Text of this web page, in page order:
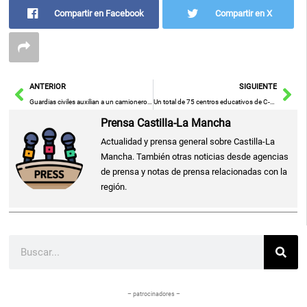
Compartir en Facebook Compartir en X
AntANTERIOR
Guardias civiles auxilian a un camionero que sufría un infarto en un área de servicio en la A-3 en Tébar
SIGUIENTE
Un total de 75 centros educativos de C-LM pide participar este curso escolar en el proyecto 'Aula del Futuro'
Prensa Castilla-La Mancha
Actualidad y prensa general sobre Castilla-La
Mancha. También otras noticias desde agencias
de prensa y notas de prensa relacionadas con la
región.
– patrocinadores –